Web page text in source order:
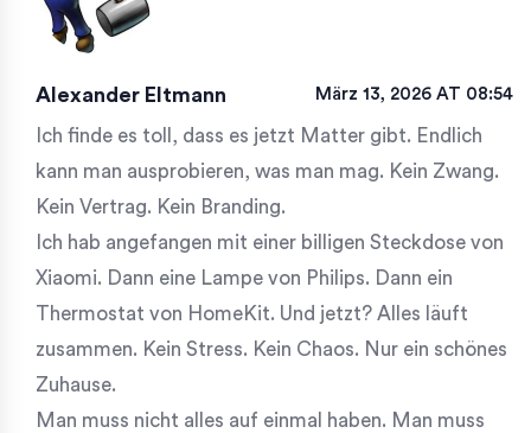
Alexander Eltmann März 13, 2026 AT 08:54
Ich finde es toll, dass es jetzt Matter gibt. Endlich
kann man ausprobieren, was man mag. Kein Zwang.
Kein Vertrag. Kein Branding.
Ich hab angefangen mit einer billigen Steckdose von
Xiaomi. Dann eine Lampe von Philips. Dann ein
Thermostat von HomeKit. Und jetzt? Alles läuft
zusammen. Kein Stress. Kein Chaos. Nur ein schönes
Zuhause.
Man muss nicht alles auf einmal haben. Man muss